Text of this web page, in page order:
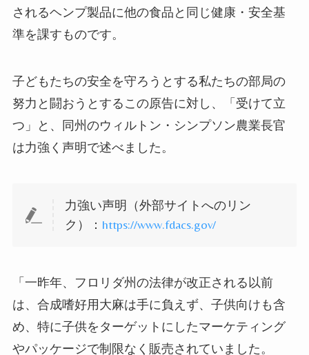
されるヘンプ製品に他の食品と同じ健康・安全基
準を課すものです。
子どもたちの安全を守ろうとする私たちの部局の
努力と闘おうとするこの原告に対し、「受けて立
つ」と、同州のウィルトン・シンプソン農業長官
は力強く声明で述べました。
力強い声明（外部サイトへのリン
ク）： https://www.fdacs.gov/
「一昨年、フロリダ州の法律が改正される以前
は、合成嗜好用大麻は手に負えず、子供向けも含
め、特に子供をターゲットにしたマーケティング
やパッケージで制限なく販売されていました。